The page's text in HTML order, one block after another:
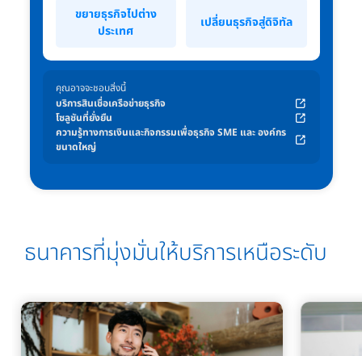
ขยายธุรกิจไปต่าง
ประเทศ
เปลี่ยนธุรกิจสู่ดิจิทัล
คุณอาจจะชอบสิ่งนี้
บริการสินเชื่อเครือข่ายธุรกิจ
โซลูชันที่ยั่งยืน
ความรู้ทางการเงินและกิจกรรมเพื่อธุรกิจ SME และ องค์กร
ขนาดใหญ่
ธนาคารที่มุ่งมั่นให้บริการเหนือระดับ